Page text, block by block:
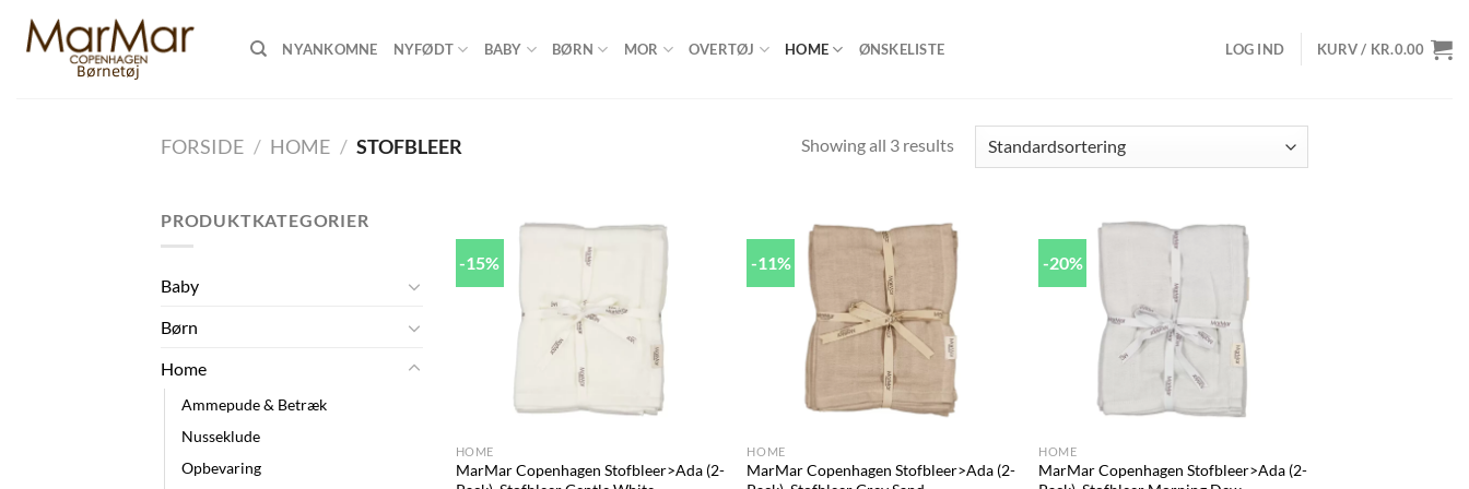
NYANKOMNE NYFØDT BABY BØRN MOR OVERTØJ HOME ØNSKELISTE LOG IND KURV / KR.0.00
FORSIDE / HOME / STOFBLEER Showing all 3 results
PRODUKTKATEGORIER
Baby
Børn
Home
Ammepude & Betræk
Nusseklude
Opbevaring
-15%
HOME
MarMar Copenhagen Stofbleer>Ada (2-
-11%
HOME
MarMar Copenhagen Stofbleer>Ada (2-
-20%
HOME
MarMar Copenhagen Stofbleer>Ada (2-